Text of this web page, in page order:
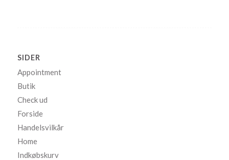
SIDER
Appointment
Butik
Check ud
Forside
Handelsvilkår
Home
Indkøbskurv